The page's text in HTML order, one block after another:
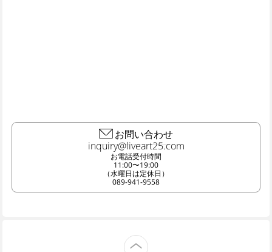
お問い合わせ
お電話受付時間
11:00〜19:00
（水曜日は定休日）
089-941-9558